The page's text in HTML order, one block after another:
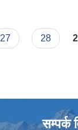
27 28
सम्पर्क